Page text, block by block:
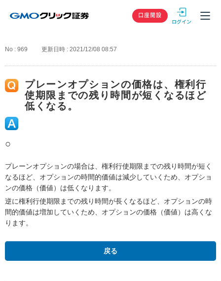
GMOクリック
口座開設
No : 969 更新日時 : 2021/12/08 08:57
プレーンオプションの価格は、権利行
使期限までの残り時間が短くなるほど
低くなる。
○
プレーンオプションの場合は、権利行使期限までの残り時間が短く
なるほど、オプションの時間的価値は減少していくため、オプショ
ンの価格（価値）は低くなります。
逆に権利行使期限までの残り時間が長くなるほど、オプションの時
間的価値は増加していくため、オプションの価格（価値）は高くな
ります。
戻る